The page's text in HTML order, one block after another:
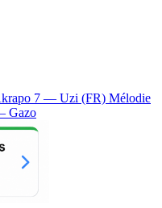
7 — Uzi (FR) Mélodie
Gazo